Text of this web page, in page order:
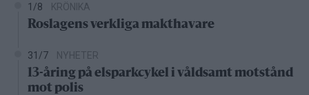
1/8 KRÖNIKA
Roslagens verkliga makthavare
31/7 NYHETER
13-åring på elsparkcykel i våldsamt motstånd
mot polis